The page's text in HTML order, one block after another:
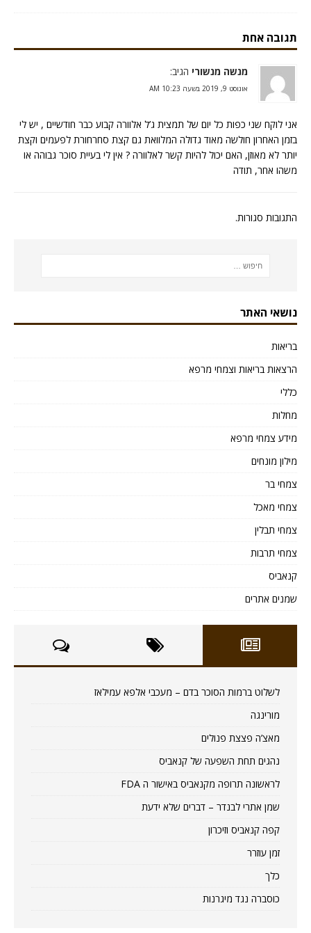
תגובה אחת
מנשה מנשורי הגיב:
אוגוסט 9, 2019 בשעה 10:23 AM
אני לוקח שני כפות כל יום של תמצית ג’ל אלוורה קבוע כבר חודשיים , יש לי
בזמן האחרון חולשה מאוד גדולה המלוואת גם קצת סחרחורת לפעמים וקצת
יותר לא מאוזן, האם יכול להיות קשר לאלוורה ? אין לי בעיית סוכר גבוהה או
משהו אחר, תודה
התגובות סגורות.
נושאי האתר
בריאות
הרצאות בריאות וצמחי מרפא
כללי
מחלות
מידע צמחי מרפא
מילון מונחים
צמחי בר
צמחי מאכל
צמחי תבלין
צמחי תרבות
קנאביס
שמנים אתרים
לשלוט ברמות הסוכר בדם – מעכבי אלפא עמילאז
מורינגה
מאצ’ה פצצת פנולים
נהגים תחת השפעה של קנאביס
לראשונה תרופה מקנאביס באישור ה FDA
שמן אתרי לבנדר – דברים שלא ידעת
קפה קנאביס וזיכרון
זמן עוזרר
כלך
כוסברה נגד מיגרנות